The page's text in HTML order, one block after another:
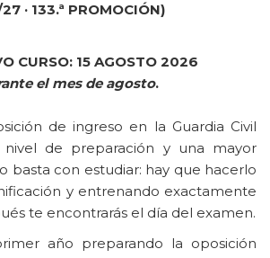
· 133.ª PROMOCIÓN)
CURSO: 15 AGOSTO 2026
el mes de agosto.
de ingreso en la Guardia Civil
de preparación y una mayor
basta con estudiar: hay que hacerlo
y entrenando exactamente
te encontrarás el día del examen.
año preparando la oposición